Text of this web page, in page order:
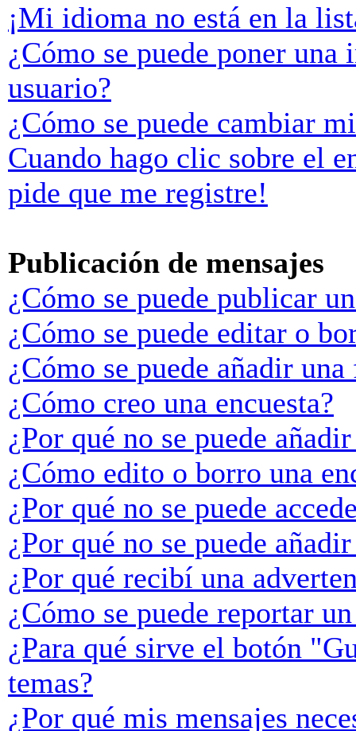
¡Mi idioma no está en la
¿Cómo se puede poner
usuario?
¿Cómo se puede cambiar
Cuando hago clic sobre el
pide que me registre!
Publicación de mensajes
¿Cómo se puede publicar
¿Cómo se puede editar o
¿Cómo se puede añadir
¿Cómo creo una encuesta?
¿Por qué no se puede
¿Cómo edito o borro una
¿Por qué no se puede
¿Por qué no se puede
¿Por qué recibí una
¿Cómo se puede reportar
¿Para qué sirve el botón
temas?
¿Por qué mis mensajes